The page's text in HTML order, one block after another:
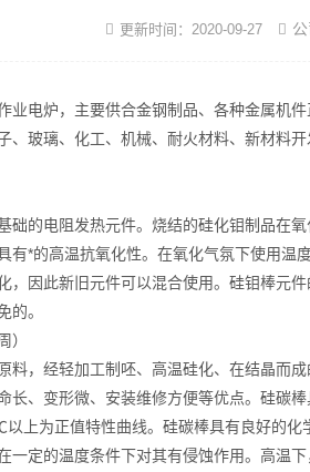
更新时间：2020-09-27
业电炉，主要供合金钢制品、各种金属机
玻璃、化工、机械、耐火材料、新材料
的电阻发热元件。烧结的硅化钼制品在氧
有*的高温抗氧化性。在氧化气氛下使用
，因此新旧元件可以混合使用。硅钼棒元
的。
经轻加工制呸、高温硅化、在结晶而成
长、变形微、安装维修方便等优点。硅碳
上为正值特性曲线。硅碳棒具有良好的化
定的温度条件下对其有侵蚀作用。高温下